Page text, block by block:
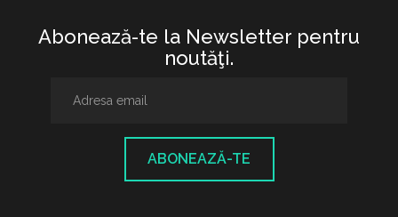
Abonează-te la Newsletter pentru
noutăţi.
ABONEAZĂ-TE